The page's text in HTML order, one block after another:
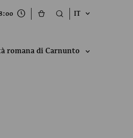
IT
romana di Carnunto